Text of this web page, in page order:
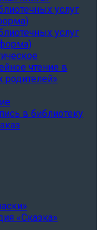
услуг
услуг
чтение в
в библиотеку
«Сказка»